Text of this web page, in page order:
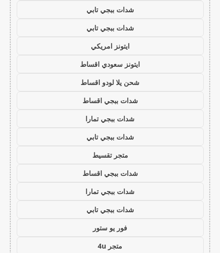
شدات ببجي تابي
شدات ببجي تابي
ايتونز امريكي
ايتونز سعودي اقساط
شحن يلا لودو اقساط
شدات ببجي اقساط
شدات ببجي تمارا
شدات ببجي تابي
متجر تقسيط
شدات ببجي اقساط
شدات ببجي تمارا
شدات ببجي تابي
فور يو ستور
متجر 4u